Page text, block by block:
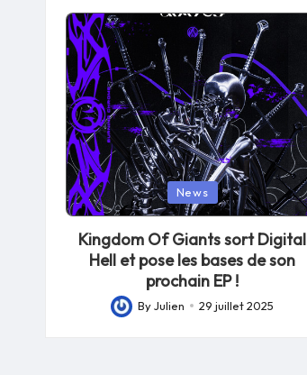
Posted
in
News
Kingdom Of Giants sort Digital
Hell et pose les bases de son
prochain EP !
Posted
ByJulien 29 juillet 2025